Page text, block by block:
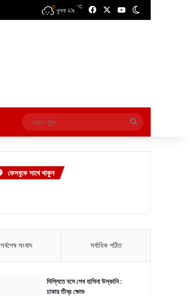
খুলনা ২৯ ℃ FacebookYouTube
এখানে
খুঁজুন
ফেসবুকে সাথে থাকুন
সর্বশেষ সংবাদ সর্বাধিক পঠিত
দিল্লিতে বসে শেখ হাসিনা উস্কানি :
ঢাকার তীব্র ক্ষোভ